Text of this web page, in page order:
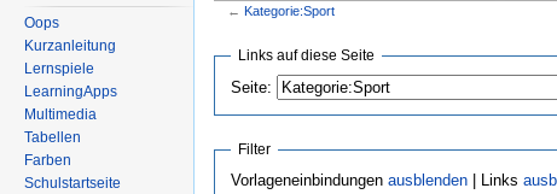
← Kategorie:Sport
Links auf diese Seite
Seite:
Filter
Vorlageneinbindungen ausblenden| Links
Oops
Kurzanleitung
Lernspiele
LearningApps
Multimedia
Tabellen
Farben
Schulstartseite